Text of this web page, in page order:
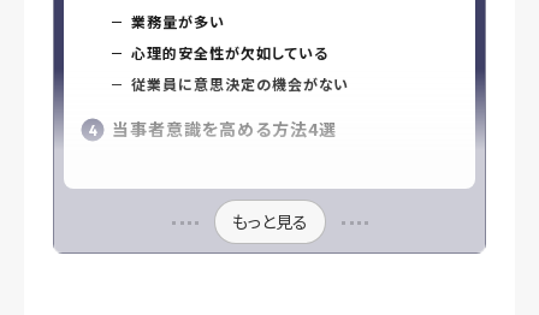
業務量が多い
心理的安全性が欠如している
従業員に意思決定の機会がない
当事者意識を高める方法4選
もっと見る